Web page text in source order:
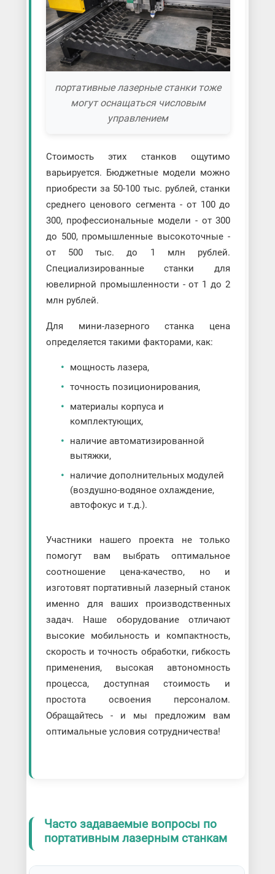
портативные лазерные станки тоже
могут оснащаться числовым
управлением
Стоимость этих станков ощутимо
варьируется. Бюджетные модели можно
приобрести за 50-100 тыс. рублей, станки
среднего ценового сегмента - от 100 до
300, профессиональные модели - от 300
до 500, промышленные высокоточные -
от 500 тыс. до 1 млн рублей.
Специализированные станки для
ювелирной промышленности - от 1 до 2
млн рублей.
Для мини-лазерного станка цена
определяется такими факторами, как:
мощность лазера,
точность позиционирования,
материалы корпуса и
комплектующих,
наличие автоматизированной
вытяжки,
наличие дополнительных модулей
(воздушно-водяное охлаждение,
автофокус и т.д.).
Участники нашего проекта не только
помогут вам выбрать оптимальное
соотношение цена-качество, но и
изготовят портативный лазерный станок
именно для ваших производственных
задач. Наше оборудование отличают
высокие мобильность и компактность,
скорость и точность обработки, гибкость
применения, высокая автономность
процесса, доступная стоимость и
простота освоения персоналом.
Обращайтесь - и мы предложим вам
оптимальные условия сотрудничества!
Часто задаваемые вопросы по
портативным лазерным станкам